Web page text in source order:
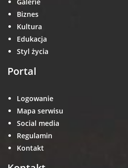
Biznes
Kultura
Edukacja
Styl życia
Portal
Logowanie
Mapa serwisu
Social media
Regulamin
Kontakt